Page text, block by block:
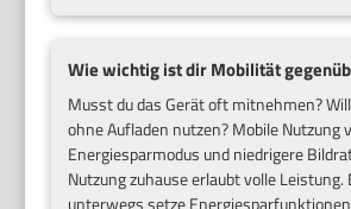
Wie wichtig ist dir Mobilität
Musst du das Gerät oft mitnehmen?
ohne Aufladen nutzen? Mobile Nutzung
Energiesparmodus und niedrigere
Nutzung zuhause erlaubt volle Leistung.
unterwegs setze